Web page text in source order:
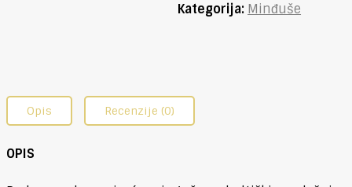
Kategorija: Minđuše
Opis Recenzije (0)
OPIS